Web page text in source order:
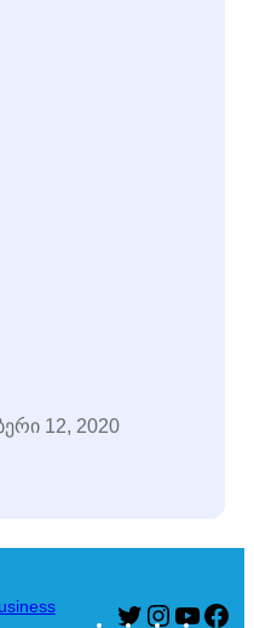
12, 2020
TwitterInstagram